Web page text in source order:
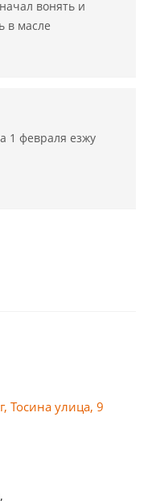
вонять и
в масле
1 февраля езжу
Тосина улица, 9